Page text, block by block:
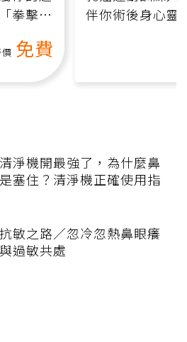
拳擊有
免費
伴你術後身心靈
淨機開最強了，為什麼鼻
塞住？清淨機正確使用指
敏之路／忽冷忽熱鼻眼癢
過敏共處